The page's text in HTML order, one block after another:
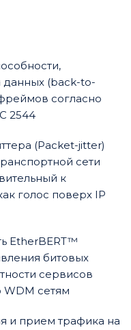
(back-to-
согласно
2544
(Packet-jitter)
сети
к
голос поверх IP
EtherBERT™
битовых
сервисов
сетям
и прием трафика на